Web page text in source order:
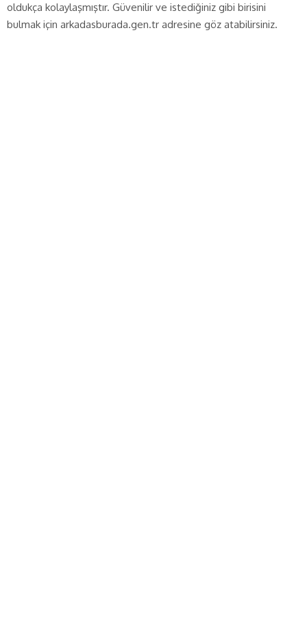
oldukça kolaylaşmıştır. Güvenilir ve istediğiniz gibi birisini
bulmak için arkadasburada.gen.tr adresine göz atabilirsiniz.